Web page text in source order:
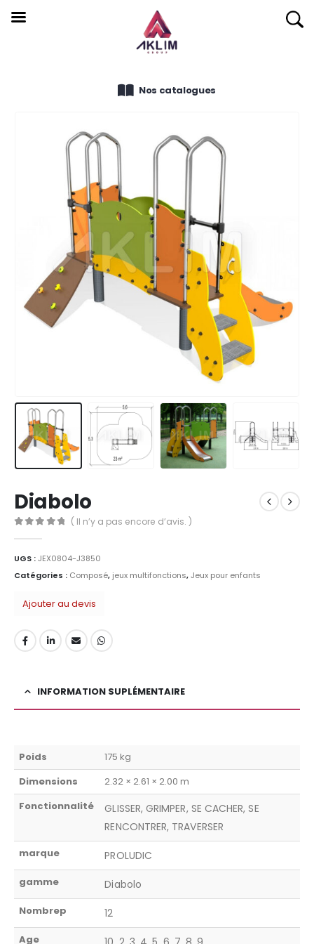
Nos catalogues
Diabolo
( Il n’y a pas encore d’avis. )
UGS :JEX0804-J3850
Catégories : Composé, jeux multifonctions,Jeux pour enfants
Ajouter au devis
INFORMATION SUPLÉMENTAIRE
Poids
175 kg
Dimensions
2.32 × 2.61 × 2.00 m
Fonctionnalité
GLISSER, GRIMPER, SE CACHER, SE
RENCONTRER, TRAVERSER
marque PROLUDIC
gamme Diabolo
Nombrep 12
Age